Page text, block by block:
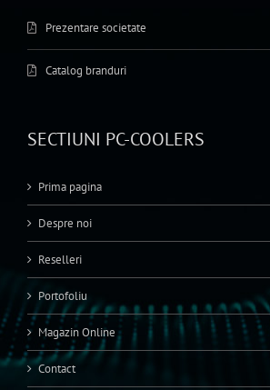
Prezentare societate
Catalog branduri
SECTIUNI PC-COOLERS
Prima pagina
Despre noi
Reselleri
Portofoliu
Magazin Online
Contact